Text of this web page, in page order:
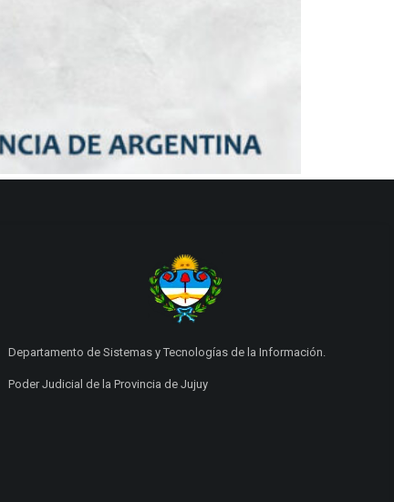
Departamento de Sistemas y Tecnologías de la Información.
Poder Judicial de la Provincia de Jujuy